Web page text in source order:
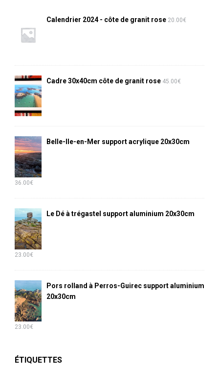
Calendrier 2024 - côte de granit rose 20.00€
Cadre 30x40cm côte de granit rose 45.00€
Belle-Ile-en-Mer support acrylique 20x30cm
36.00€
Le Dé à trégastel support aluminium 20x30cm
23.00€
Pors rolland à Perros-Guirec support aluminium
20x30cm
23.00€
ÉTIQUETTES